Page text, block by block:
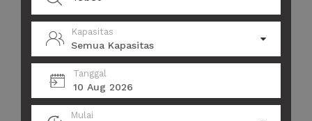
Kapasitas
Semua Kapasitas
Tanggal
10 Aug 2026
Mulai